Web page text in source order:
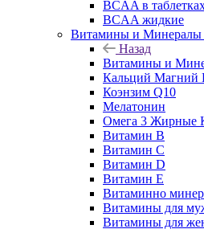
BCAA в
BCAA жидкие
Витамины и Минералы
Назад
Витамины и
Кальций Магний
Коэнзим Q10
Мелатонин
Омега 3 Жирные
Витамин B
Витамин C
Витамин D
Витамин E
Витаминно
Витамины для
Витамины для